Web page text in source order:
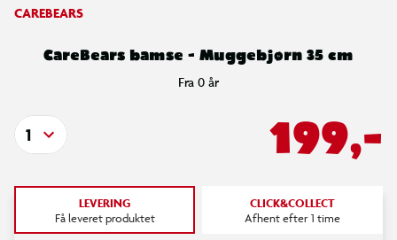
CAREBEARS
CareBears bamse - Muggebjørn 35 cm
Fra 0 år
199,-
1
LEVERING
Få leveret produktet
CLICK&COLLECT
Afhent efter 1 time